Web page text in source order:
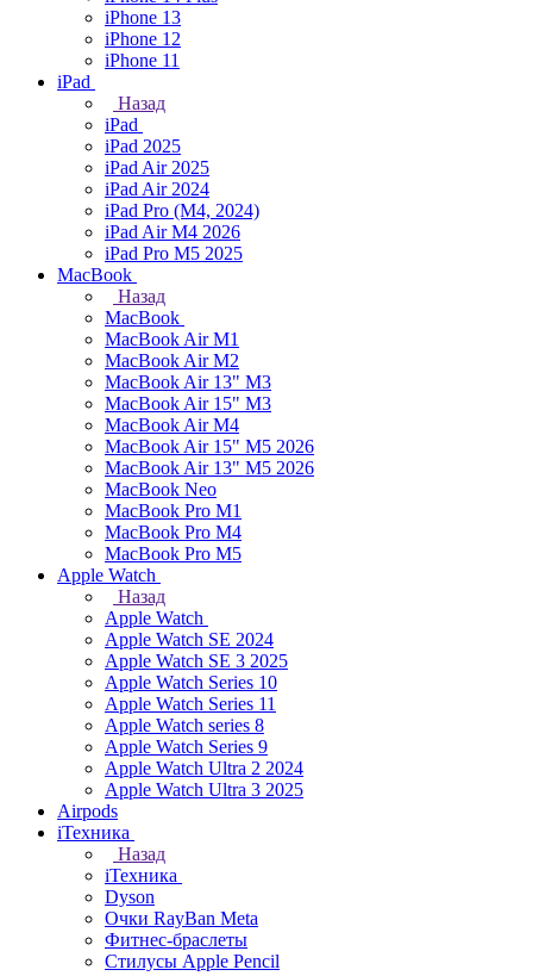
iPhone 13
iPhone 12
iPhone 11
iPad
Назад
iPad
iPad 2025
iPad Air 2025
iPad Air 2024
iPad Pro (M4, 2024)
iPad Air M4 2026
iPad Pro M5 2025
MacBook
Назад
MacBook
MacBook Air M1
MacBook Air M2
MacBook Air 13" M3
MacBook Air 15" M3
MacBook Air M4
MacBook Air 15" М5 2026
MacBook Air 13" М5 2026
MacBook Neo
MacBook Pro M1
MacBook Pro M4
MacBook Pro M5
Apple Watch
Назад
Apple Watch
Apple Watch SE 2024
Apple Watch SE 3 2025
Apple Watch Series 10
Apple Watch Series 11
Apple Watch series 8
Apple Watch Series 9
Apple Watch Ultra 2 2024
Apple Watch Ultra 3 2025
Airpods
iТехника
Назад
iТехника
Dyson
Очки RayBan Meta
Фитнес-браслеты
Стилусы Apple Pencil